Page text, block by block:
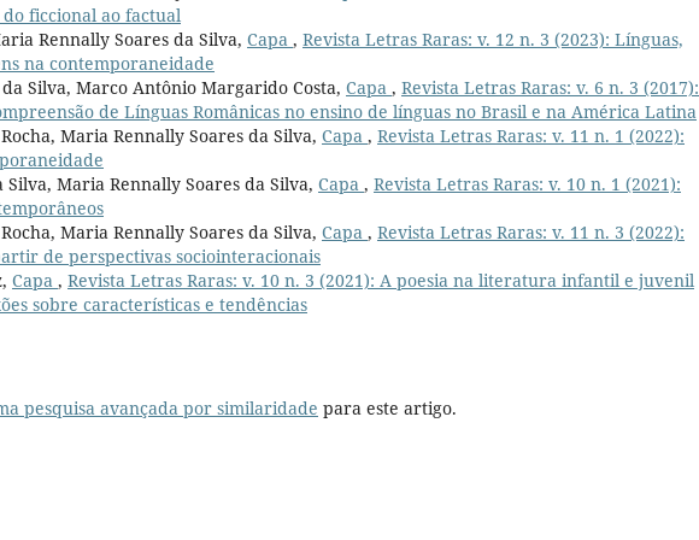
ficcional ao factual
Rennally Soares da Silva, Capa , Revista Letras Raras: v. 12 n. 3 (2023): Línguas,
na contemporaneidade
Silva, Marco Antônio Margarido Costa, Capa , Revista Letras Raras: v. 6 n. 3
de Línguas Românicas no ensino de línguas no Brasil e na América Latina
Maria Rennally Soares da Silva, Capa , Revista Letras Raras: v. 11 n. 1 (2022):
Maria Rennally Soares da Silva, Capa , Revista Letras Raras: v. 10 n. 1 (2021):
Maria Rennally Soares da Silva, Capa , Revista Letras Raras: v. 11 n. 3 (2022):
de perspectivas sociointeracionais
Capa , Revista Letras Raras: v. 10 n. 3 (2021): A poesia na literatura infantil e juvenil
sobre características e tendências
pesquisa avançada por similaridade para este artigo.